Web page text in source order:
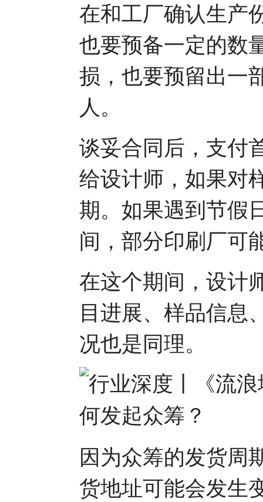
在和工厂确认生产
也要预备一定的数
损，也要预留出一
人。
谈妥合同后，支付
给设计师，如果对
期。如果遇到节假
间，部分印刷厂可
在这个期间，设计
目进展、样品信息
况也是同理。
因为众筹的发货周
货地址可能会发生